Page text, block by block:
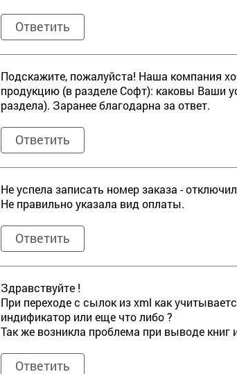
Ответить
Подскажите, пожалуйста! Наша компания
продукцию (в разделе Софт): каковы Ваши
раздела). Заранее благодарна за ответ.
Ответить
Не успела записать номер заказа -
Не правильно указала вид оплаты.
Ответить
Здравствуйте !
При переходе с сылок из xml как
индификатор или еще что либо ?
Так же возникла проблема при выводе книг
Ответить